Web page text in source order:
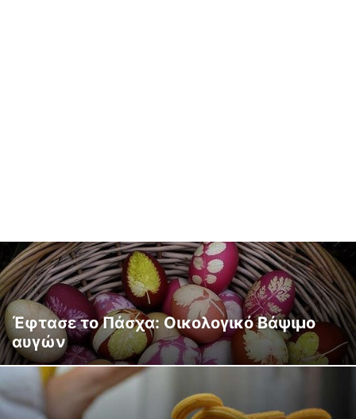
Έφτασε το Πάσχα: Οικολογικό Βάψιμο
αυγών